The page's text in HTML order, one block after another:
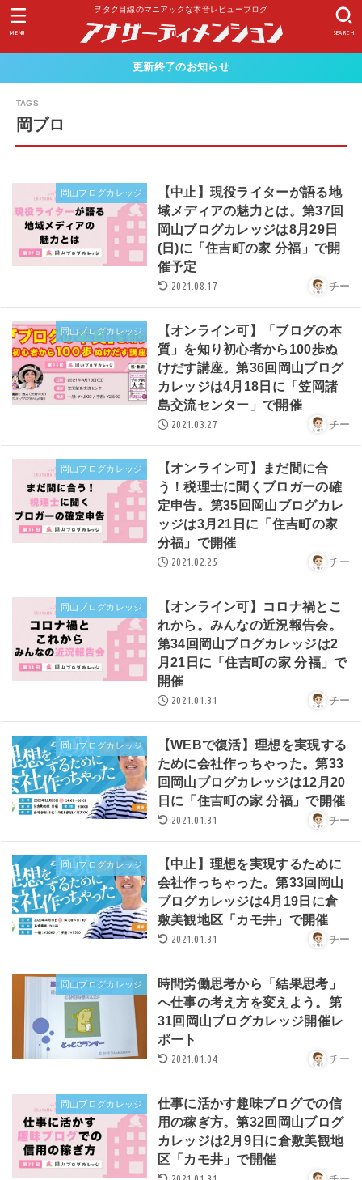
ヲタク目線のマニアックな本音レビューブログ
SEARCH
MENU
更新終了のお知らせ
岡ブロ
岡山ブログカレッジ
【中止】現役ライターが語る地
域メディアの魅力とは。第37回
岡山ブログカレッジは8月29日
(日)に「住吉町の家 分福」で開
催予定
2021.08.17 チー
岡山ブログカレッジ
【オンライン可】「ブログの本
質」を知り初心者から100歩ぬ
けだす講座。第36回岡山ブログ
カレッジは4月18日に「笠岡諸
島交流センター」で開催
2021.03.27 チー
岡山ブログカレッジ
【オンライン可】まだ間に合
う！税理士に聞くブロガーの確
定申告。第35回岡山ブログカレ
ッジは3月21日に「住吉町の家
分福」で開催
2021.02.25 チー
岡山ブログカレッジ
【オンライン可】コロナ禍とこ
れから。みんなの近況報告会。
第34回岡山ブログカレッジは2
月21日に「住吉町の家 分福」で
開催
2021.01.31 チー
岡山ブログカレッジ
【WEBで復活】理想を実現する
ために会社作っちゃった。第33
回岡山ブログカレッジは12月20
日に「住吉町の家 分福」で開催
2021.01.31 チー
岡山ブログカレッジ
【中止】理想を実現するために
会社作っちゃった。第33回岡山
ブログカレッジは4月19日に倉
敷美観地区「カモ井」で開催
2021.01.31 チー
岡山ブログカレッジ
時間労働思考から「結果思考」
へ仕事の考え方を変えよう。第
31回岡山ブログカレッジ開催レ
ポート
2021.01.04 チー
岡山ブログカレッジ
仕事に活かす趣味ブログでの信
用の稼ぎ方。第32回岡山ブログ
カレッジは2月9日に倉敷美観地
区「カモ井」で開催